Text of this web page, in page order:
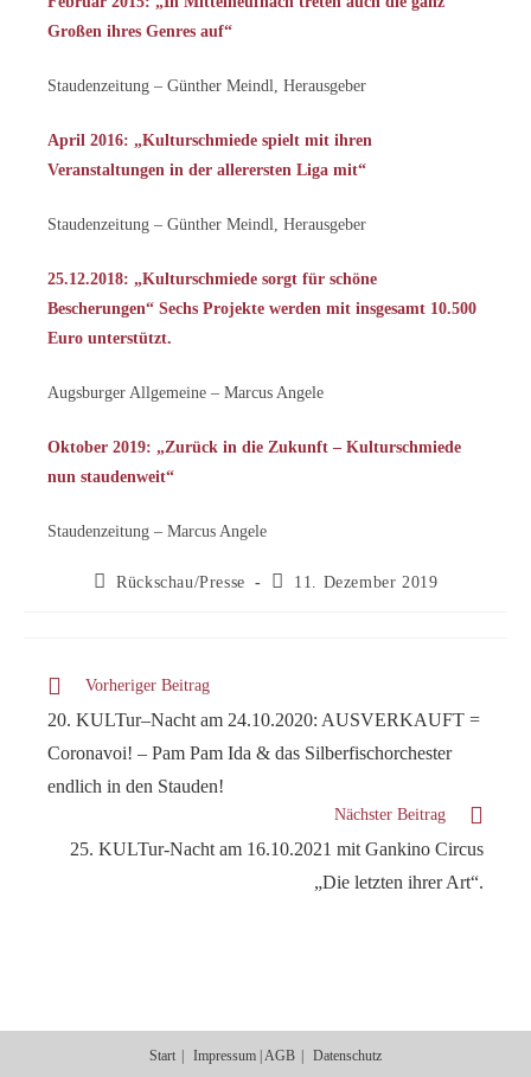
Großen ihres Genres auf“
Staudenzeitung – Günther Meindl, Herausgeber
April 2016: „Kulturschmiede spielt mit ihren
Veranstaltungen in der allerersten Liga mit“
Staudenzeitung – Günther Meindl, Herausgeber
25.12.2018: „Kulturschmiede sorgt für schöne
Bescherungen“ Sechs Projekte werden mit insgesamt 10.500
Euro unterstützt.
Augsburger Allgemeine – Marcus Angele
Oktober 2019: „Zurück in die Zukunft – Kulturschmiede
nun staudenweit“
Staudenzeitung – Marcus Angele
Beitrags-
Rückschau/Presse
Beitrag11. Dezember 2019
Weitere
ansehen
Vorheriger Beitrag
20. KULTur–Nacht am 24.10.2020: AUSVERKAUFT =
Coronavoi! – Pam Pam Ida & das Silberfischorchester
endlich in den Stauden!
Nächster Beitrag
25. KULTur-Nacht am 16.10.2021 mit Gankino Circus
„Die letzten ihrer Art“.
Start Impressum | AGB Datenschutz